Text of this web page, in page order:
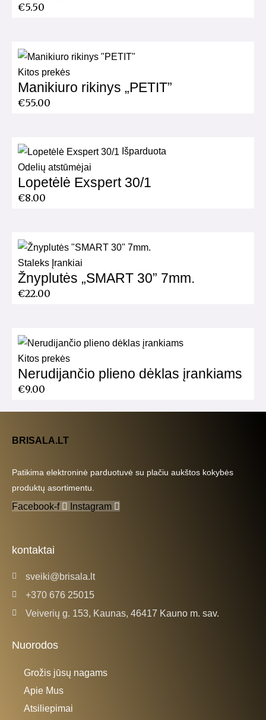
€5.50
Kitos prekės
Manikiuro rikinys „PETIT”
€55.00
Išparduota
Odelių atstūmėjai
Lopetėlė Exspert 30/1
€8.00
Staleks Įrankiai
Žnyplutės „SMART 30” 7mm.
€22.00
Kitos prekės
Nerudijančio plieno dėklas įrankiams
€9.00
BRISALA.LT
Patikima elektroninė parduotuvė su plačiu aukštos kokybės
produktų asortimentu.
Facebook-f Instagram
kontaktai
sveiki@brisala.lt
+370 676 25015
Veiverių g. 153, Kaunas, 46417 Kauno m. sav.
Nuorodos
Grožis jūsų nagams
Apie Mus
Atsiliepimai